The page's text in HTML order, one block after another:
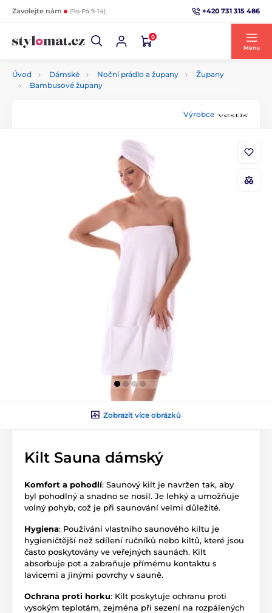
Zavolejte nám (Po-Pá 9-14) +420 731 315 486
0
Menu
Úvod Dámské Noční prádlo a župany
Župany
Bambusové župany
Výrobce
Zobrazit více obrázků
Kilt Sauna dámský
Komfort a pohodlí: Saunový kilt je navržen tak, aby
byl pohodlný a snadno se nosil. Je lehký a umožňuje
volný pohyb, což je při saunování velmi důležité.
Hygiena: Používání vlastního saunového kiltu je
hygieničtější než sdílení ručníků nebo kiltů, které jsou
často poskytovány ve veřejných saunách. Kilt
absorbuje pot a zabraňuje přímému kontaktu s
lavicemi a jinými povrchy v sauně.
Ochrana proti horku: Kilt poskytuje ochranu proti
vysokým teplotám, zejména při sezení na rozpálených